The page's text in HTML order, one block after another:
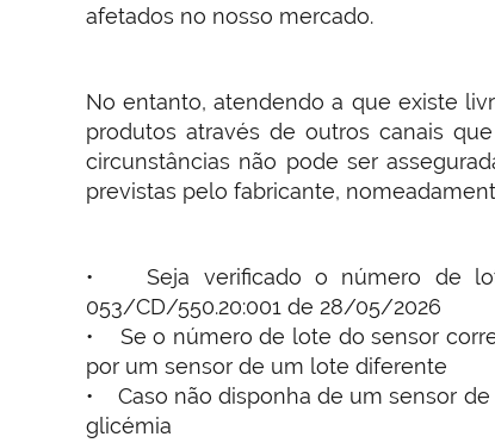
afetados no nosso mercado.
No entanto, atendendo a que existe
produtos através de outros canais
circunstâncias não pode ser
previstas pelo fabricante,
• Seja verificado o número de lote
053/CD/550.20:001 de 28/05/2026
• Se o número de lote do sensor
por um sensor de um lote diferente
• Caso não disponha de um sensor
glicémia